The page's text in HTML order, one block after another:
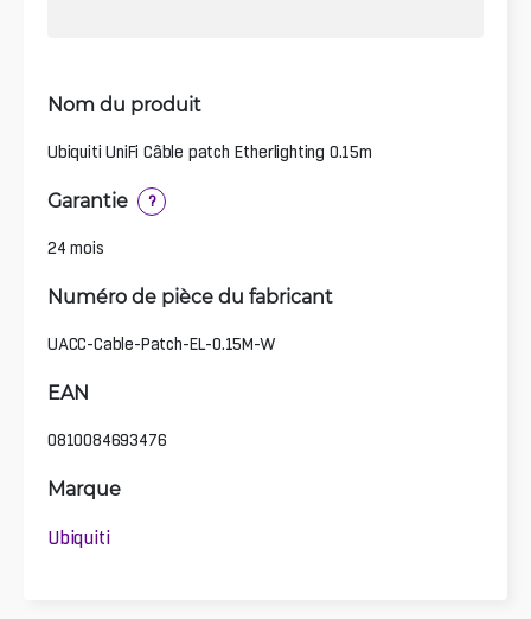
Nom du produit
Ubiquiti UniFi Câble patch Etherlighting 0.15m
Garantie ?
24 mois
Numéro de pièce du fabricant
UACC-Cable-Patch-EL-0.15M-W
EAN
0810084693476
Marque
Ubiquiti